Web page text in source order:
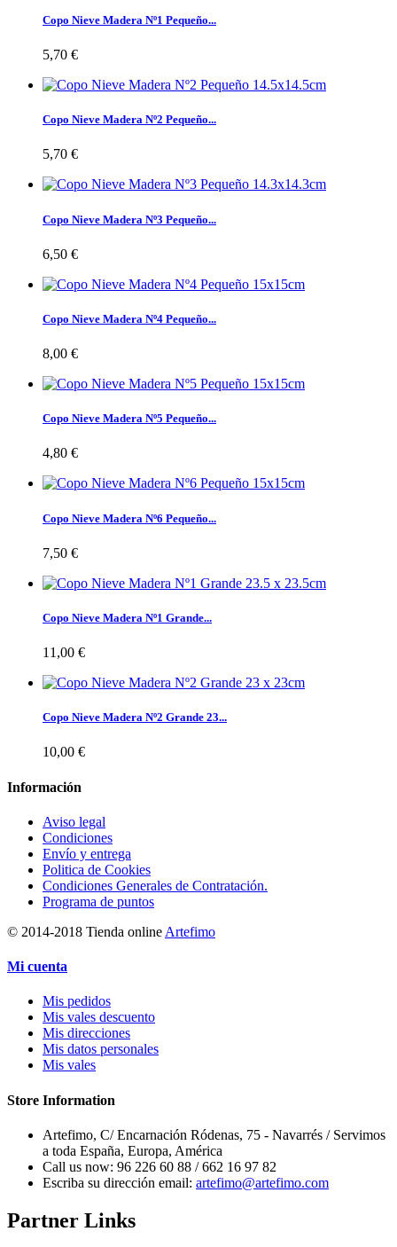
Copo Nieve Madera Nº1 Pequeño...
5,70 €
Copo Nieve Madera Nº2 Pequeño...
5,70 €
Copo Nieve Madera Nº3 Pequeño...
6,50 €
Copo Nieve Madera Nº4 Pequeño...
8,00 €
Copo Nieve Madera Nº5 Pequeño...
4,80 €
Copo Nieve Madera Nº6 Pequeño...
7,50 €
Copo Nieve Madera Nº1 Grande...
11,00 €
Copo Nieve Madera Nº2 Grande 23...
10,00 €
Información
Aviso legal
Condiciones
Envío y entrega
Politica de Cookies
Condiciones Generales de Contratación.
Programa de puntos
© 2014-2018 Tienda online Artefimo
Mi cuenta
Mis pedidos
Mis vales descuento
Mis direcciones
Mis datos personales
Mis vales
Store Information
Artefimo, C/ Encarnación Ródenas, 75 - Navarrés / Servimos
a toda España, Europa, América
Call us now: 96 226 60 88 / 662 16 97 82
Escriba su dirección email: artefimo@artefimo.com
Partner Links